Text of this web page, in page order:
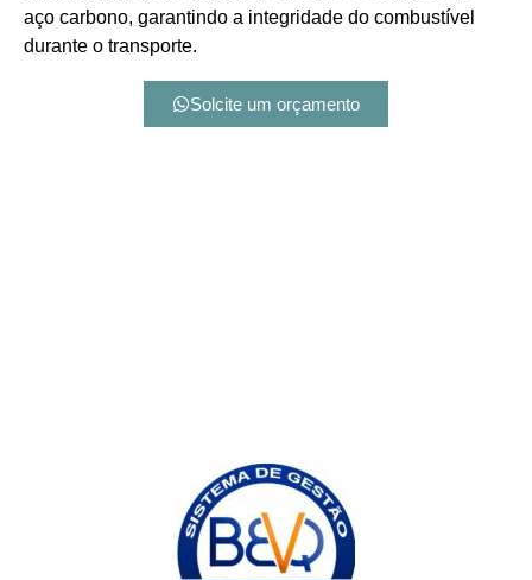
aço carbono, garantindo a integridade do combustível
durante o transporte.
Solcite um orçamento